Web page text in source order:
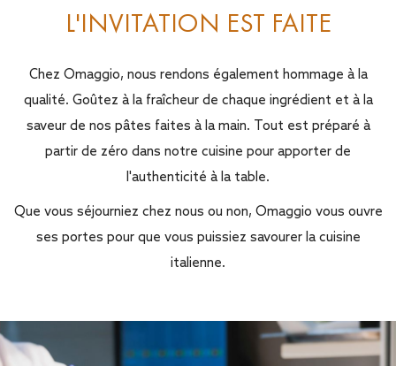
L'INVITATION EST FAITE
Chez Omaggio, nous rendons également hommage à la
qualité. Goûtez à la fraîcheur de chaque ingrédient et à la
saveur de nos pâtes faites à la main. Tout est préparé à
partir de zéro dans notre cuisine pour apporter de
l'authenticité à la table.
Que vous séjourniez chez nous ou non, Omaggio vous ouvre
ses portes pour que vous puissiez savourer la cuisine
italienne.